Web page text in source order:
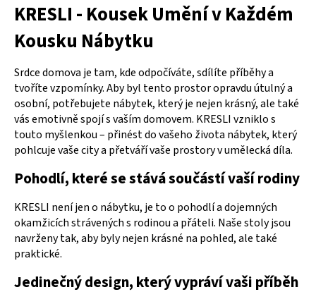
KRESLI - Kousek Umění v Každém
Kousku Nábytku
Srdce domova je tam, kde odpočíváte, sdílíte příběhy a
tvoříte vzpomínky. Aby byl tento prostor opravdu útulný a
osobní, potřebujete nábytek, který je nejen krásný, ale také
vás emotivně spojí s vaším domovem. KRESLI vzniklo s
touto myšlenkou – přinést do vašeho života nábytek, který
pohlcuje vaše city a přetváří vaše prostory v umělecká díla.
Pohodlí, které se stává součástí vaší rodiny
KRESLI není jen o nábytku, je to o pohodlí a dojemných
okamžicích strávených s rodinou a přáteli. Naše stoly jsou
navrženy tak, aby byly nejen krásné na pohled, ale také
praktické.
Jedinečný design, který vypráví vaši příběh